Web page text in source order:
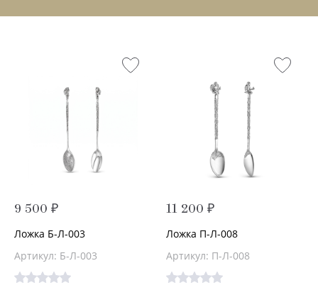
9 500 ₽
Ложка Б-Л-003
Артикул: Б-Л-003
11 200 ₽
Ложка П-Л-008
Артикул: П-Л-008